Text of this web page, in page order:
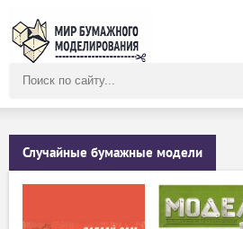
сайту
Случайные бумажные модели